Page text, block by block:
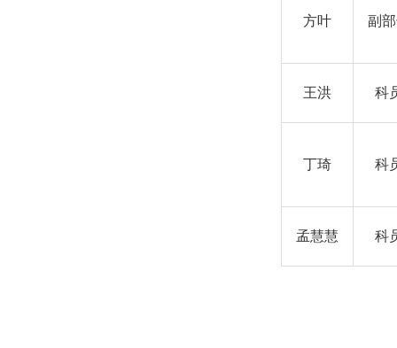
方叶 副
王洪 科
丁琦 科
孟慧慧 科